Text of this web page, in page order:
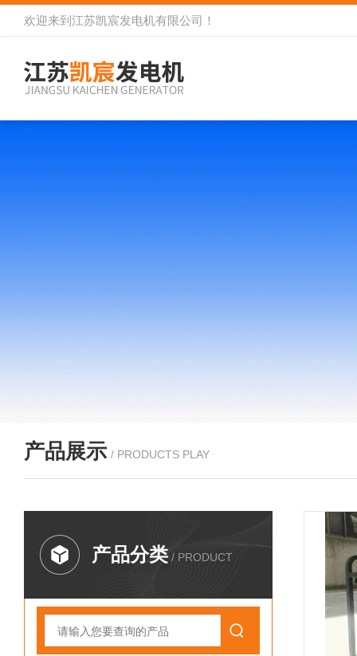
欢迎来到 江苏凯宸发电机有限公司 ！
产品展示 / PRODUCTS PLAY
产品分类 / PRODUCT